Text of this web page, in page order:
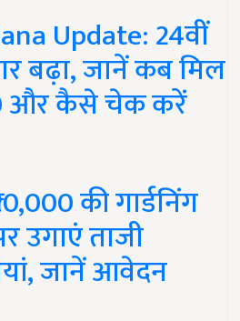
Update: 24वीं
बढ़ा, जानें कब मिल
और कैसे चेक करें
की गार्डनिंग
उगाएं ताजी
जानें आवेदन